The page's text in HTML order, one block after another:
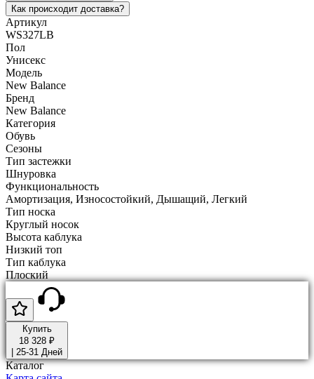
Как происходит доставка?
Артикул
WS327LB
Пол
Унисекс
Модель
New Balance
Бренд
New Balance
Категория
Обувь
Сезоны
Тип застежки
Шнуровка
Функциональность
Амортизация, Износостойкий, Дышащий, Легкий
Тип носка
Круглый носок
Высота каблука
Низкий топ
Тип каблука
Плоский
Купить
18 328 ₽
25-31 Дней
Каталог